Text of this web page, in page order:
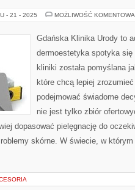
- 21 - 2025 MOŻLIWOŚĆ
Gdańska Klinika Urody to
dermoestetyka spotyka
kliniki została pomyślana
które chcą lepiej
podejmować świadome
nie jest tylko zbiór
dopasować pielęgnację do
skórne. W świecie, w